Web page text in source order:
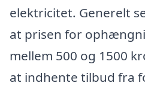
elektricitet. Generelt
at prisen for
mellem 500 og 1500
at indhente tilbud fra